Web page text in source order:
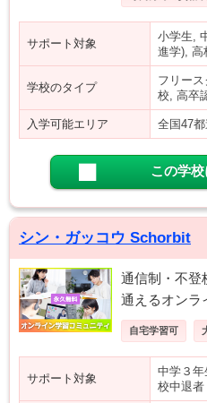
サポート対象
小学生,
進学), 高
学校のタイプ
フリー
校, 高卒
入学可能エリア 全国47
この学
シン・ガッコウ Schorbit
通信制・不
通えるオンラ
自宅学習可
サポート対象
中学３
校中退者